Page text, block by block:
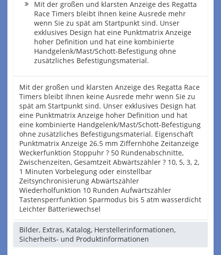
Mit der großen und klarsten Anzeige des Regatta
Race Timers bleibt Ihnen keine Ausrede mehr
wenn Sie zu spät am Startpunkt sind. Unser
exklusives Design hat eine Punktmatrix Anzeige
hoher Definition und hat eine kombinierte
Handgelenk/Mast/Schott-Befestigung ohne
zusätzliches Befestigungsmaterial.
Mit der großen und klarsten Anzeige des Regatta Race
Timers bleibt Ihnen keine Ausrede mehr wenn Sie zu
spät am Startpunkt sind. Unser exklusives Design hat
eine Punktmatrix Anzeige hoher Definition und hat
eine kombinierte Handgelenk/Mast/Schott-Befestigung
ohne zusätzliches Befestigungsmaterial. Eigenschaft
Punktmatrix Anzeige 26.5 mm Ziffernhöhe Zeitanzeige
Weckerfunktion Stoppuhr ? 50 Rundenabschnitte,
Zwischenzeiten, Gesamtzeit Abwärtszähler ? 10, 5, 3, 2,
1 Minuten Vorbelegung oder einstellbar
Zeitsynchronisierung Abwärtszähler
Wiederholfunktion 10 Runden Aufwärtszähler
Tastensperrfunktion Sparmodus bis 5 atm wasserdicht
Leichter Batteriewechsel
Bilder, Extras, Katalog, Herstellerinformationen,
Sicherheits- und Produktinformationen